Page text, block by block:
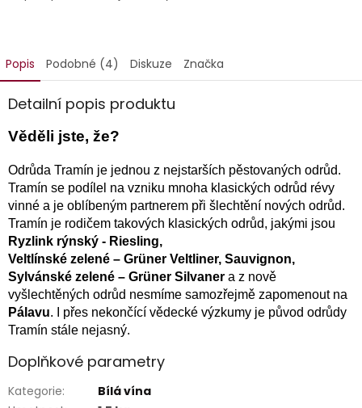
Popis Podobné (4) Diskuze Značka
Detailní popis produktu
Věděli jste, že?
Odrůda Tramín je jednou z nejstarších pěstovaných odrůd.
Tramín se podílel na vzniku mnoha klasických odrůd révy
vinné a je oblíbeným partnerem při šlechtění nových odrůd.
Tramín je rodičem takových klasických odrůd, jakými jsou
Ryzlink rýnský - Riesling,
Veltlínské zelené – Grüner Veltliner, Sauvignon,
Sylvánské zelené – Grüner Silvaner a z nově
vyšlechtěných odrůd nesmíme samozřejmě zapomenout na
Pálavu. I přes nekončící vědecké výzkumy je původ odrůdy
Tramín stále nejasný.
Doplňkové parametry
Kategorie:
Bílá vína